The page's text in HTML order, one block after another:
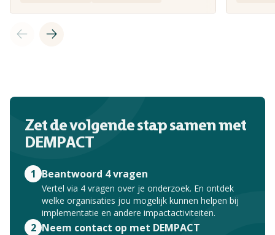
Zet de volgende stap samen met
DEMPACT
1 Beantwoord 4 vragen
Vertel via 4 vragen over je onderzoek. En ontdek
welke organisaties jou mogelijk kunnen helpen bij
implementatie en andere impactactiviteiten.
2 Neem contact op met DEMPACT